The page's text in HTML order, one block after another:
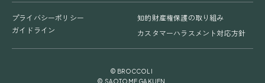
プライバシーポリシー
知的財産権保護の取り組み
ガイドライン
カスタマーハラスメント対応方針
© BROCCOLI
© SAOTOME GAKUEN